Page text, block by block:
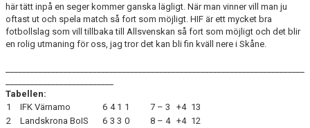
här tätt inpå en seger kommer ganska lägligt. När man vinner vill man ju
oftast ut och spela match så fort som möjligt. HIF är ett mycket bra
fotbollslag som vill tillbaka till Allsvenskan så fort som möjligt och det blir
en rolig utmaning för oss, jag tror det kan bli fin kväll nere i Skåne.
Tabellen:
1
IFK Värnamo 6 4 1 1 7 – 3 +4 13
2
Landskrona BoIS 6 3 3 0 8 – 4 +4 12